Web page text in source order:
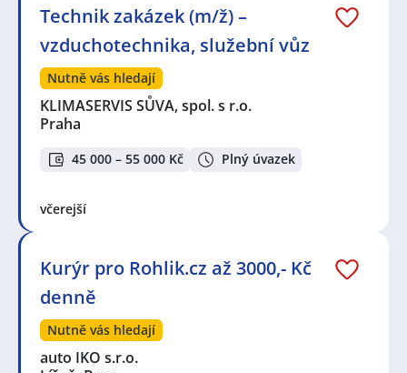
Technik zakázek (m/ž) –
vzduchotechnika, služební vůz
Nutně vás hledají
KLIMASERVIS SŮVA, spol. s r.o.
Praha
45 000 – 55 000 Kč Plný úvazek
včerejší
Kurýr pro Rohlik.cz až 3000,- Kč
denně
Nutně vás hledají
auto IKO s.r.o.